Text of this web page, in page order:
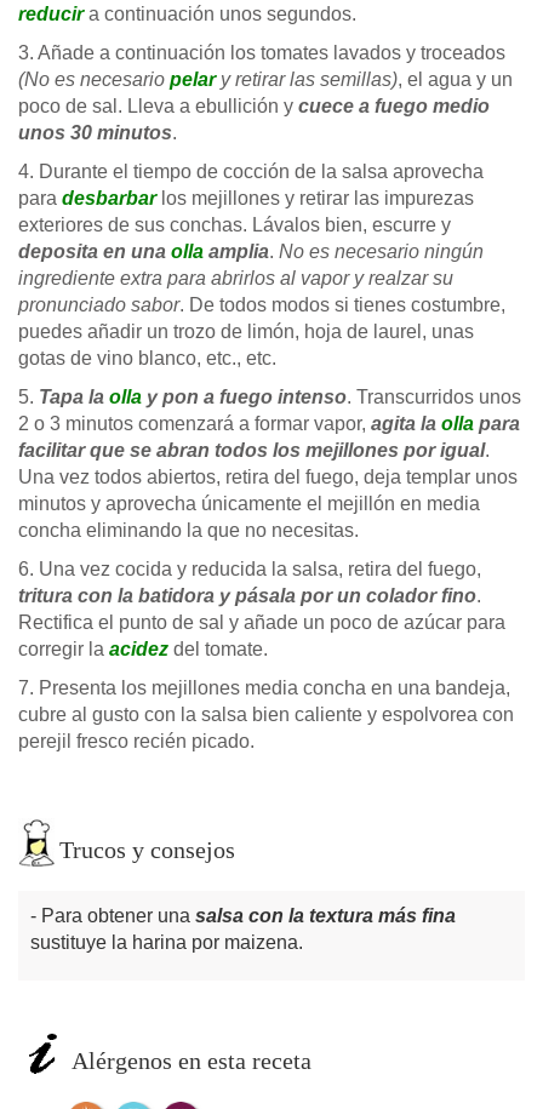
reducira continuación unos segundos.
3. Añade a continuación los tomates lavados y troceados
(No es necesario pelary retirar las semillas), el agua y un
poco de sal. Lleva a ebullición y cuece a fuego medio
unos 30 minutos.
4. Durante el tiempo de cocción de la salsa aprovecha
para desbarbarlos mejillones y retirar las impurezas
exteriores de sus conchas. Lávalos bien, escurre y
deposita en una olla amplia. No es necesario ningún
ingrediente extra para abrirlos al vapor y realzar su
pronunciado sabor. De todos modos si tienes costumbre,
puedes añadir un trozo de limón, hoja de laurel, unas
gotas de vino blanco, etc., etc.
5. Tapa la olla y pon a fuego intenso. Transcurridos unos
2 o 3 minutos comenzará a formar vapor, agita la olla para
facilitar que se abran todos los mejillones por igual.
Una vez todos abiertos, retira del fuego, deja templar unos
minutos y aprovecha únicamente el mejillón en media
concha eliminando la que no necesitas.
6. Una vez cocida y reducida la salsa, retira del fuego,
tritura con la batidora y pásala por un colador fino.
Rectifica el punto de sal y añade un poco de azúcar para
corregir la acidez del tomate.
7. Presenta los mejillones media concha en una bandeja,
cubre al gusto con la salsa bien caliente y espolvorea con
perejil fresco recién picado.
Trucos y consejos
Para obtener una salsa con la textura más fina
sustituye la harina por maizena.
Alérgenos en esta receta